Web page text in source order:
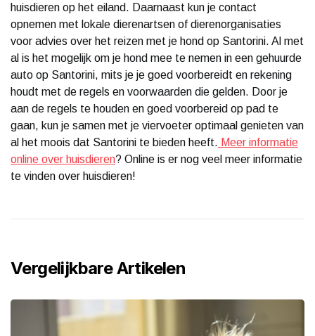
huisdieren op het eiland. Daarnaast kun je contact
opnemen met lokale dierenartsen of dierenorganisaties
voor advies over het reizen met je hond op Santorini. Al met
al is het mogelijk om je hond mee te nemen in een gehuurde
auto op Santorini, mits je je goed voorbereidt en rekening
houdt met de regels en voorwaarden die gelden. Door je
aan de regels te houden en goed voorbereid op pad te
gaan, kun je samen met je viervoeter optimaal genieten van
al het moois dat Santorini te bieden heeft. Meer informatie
online over huisdieren? Online is er nog veel meer informatie
te vinden over huisdieren!
Vergelijkbare Artikelen